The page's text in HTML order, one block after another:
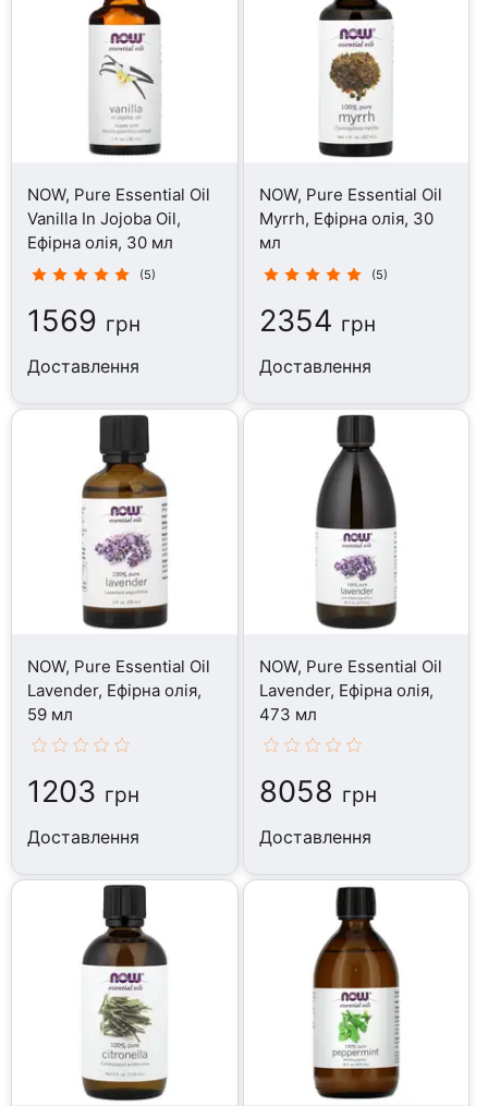
NOW, Pure Essential Oil
Vanilla In Jojoba Oil,
Ефірна олія, 30 мл
(5)
1569 грн
Доставлення
NOW, Pure Essential Oil
Myrrh, Ефірна олія, 30
мл
(5)
2354 грн
Доставлення
NOW, Pure Essential Oil
Lavender, Ефірна олія,
59 мл
1203 грн
Доставлення
NOW, Pure Essential Oil
Lavender, Ефірна олія,
473 мл
8058 грн
Доставлення